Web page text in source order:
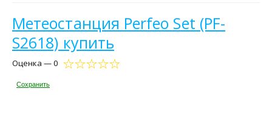
Метеостанция Perfeo Set (PF-
S2618) купить
Оценка — 0
Сохранить